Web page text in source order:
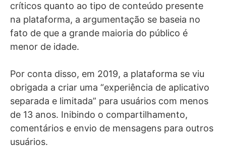
críticos quanto ao tipo de conteúdo presente
na plataforma, a argumentação se baseia no
fato de que a grande maioria do público é
menor de idade.
Por conta disso, em 2019, a plataforma se viu
obrigada a criar uma “experiência de aplicativo
separada e limitada” para usuários com menos
de 13 anos. Inibindo o compartilhamento,
comentários e envio de mensagens para outros
usuários.